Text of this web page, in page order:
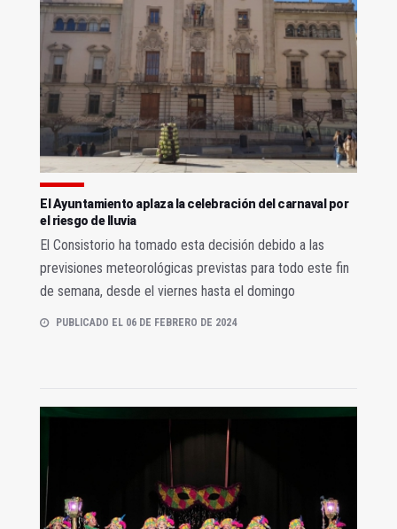
El Ayuntamiento aplaza la celebración del carnaval por
el riesgo de lluvia
El Consistorio ha tomado esta decisión debido a las
previsiones meteorológicas previstas para todo este fin
de semana, desde el viernes hasta el domingo
PUBLICADO EL 06 DE FEBRERO DE 2024